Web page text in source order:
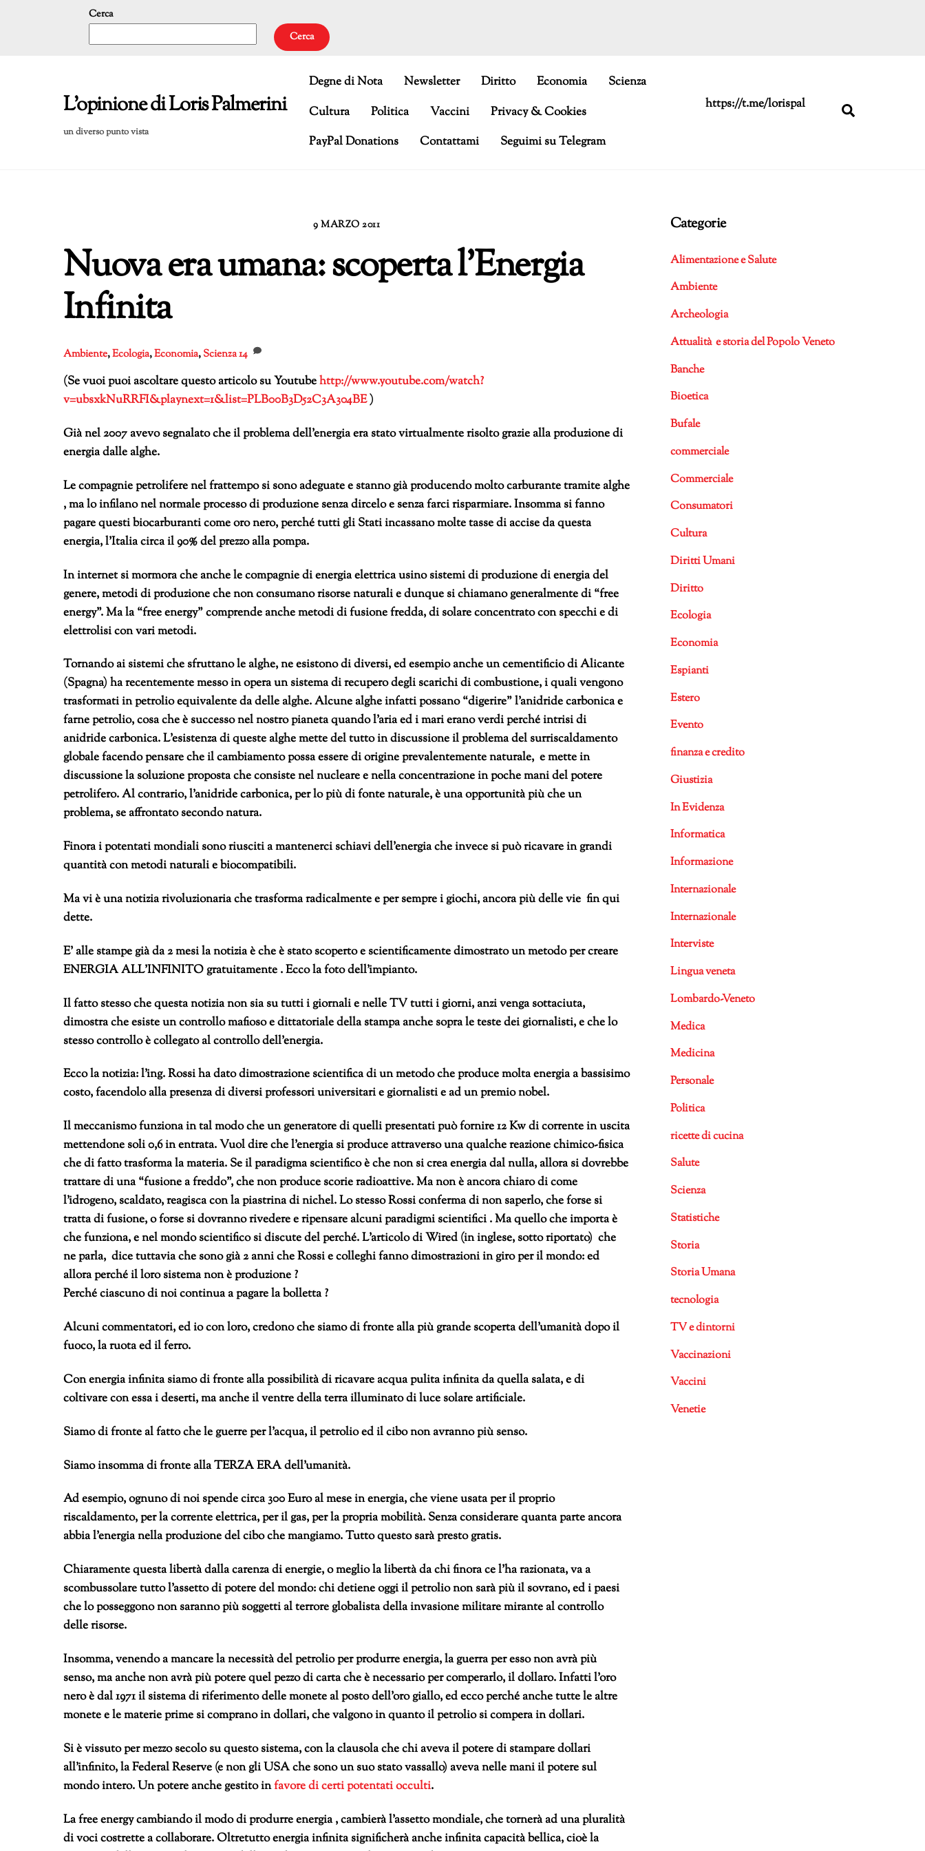
Cerca
Cerca
L'opinione di Loris Palmerini
un diverso punto vista
https://t.me/lorispal
Degne di Nota Newsletter Diritto Economia
Scienza
Cultura
Politica Vaccini
Privacy & Cookies
PayPal Donations
Contattami Seguimi su Telegram
9 MARZO 2011
Nuova era umana: scoperta l’Energia
Infinita
Ambiente,Ecologia,Economia,Scienza14
(Se vuoi puoi ascoltare questo articolo su Youtubehttp://www.youtube.com/watch?
v=ubsxkNuRRFI&playnext=1&list=PLB00B3D52C3A304BE)
Già nel 2007 avevo segnalato che il problema dell’energia era stato virtualmente risolto grazie alla produzione di
energia dalle alghe.
Le compagnie petrolifere nel frattempo si sono adeguate e stanno già producendo molto carburante tramite alghe
, ma lo infilano nel normale processo di produzione senza dircelo e senza farci risparmiare. Insomma si fanno
pagare questi biocarburanti come oro nero, perché tutti gli Stati incassano molte tasse di accise da questa
energia, l’Italia circa il 90% del prezzo alla pompa.
In internet si mormora che anche le compagnie di energia elettrica usino sistemi di produzione di energia del
genere, metodi di produzione che non consumano risorse naturali e dunque si chiamano generalmente di “free
energy”. Ma la “free energy” comprende anche metodi di fusione fredda, di solare concentrato con specchi e di
elettrolisi con vari metodi.
Tornando ai sistemi che sfruttano le alghe, ne esistono di diversi, ed esempio anche un cementificio di Alicante
(Spagna) ha recentemente messo in opera un sistema di recupero degli scarichi di combustione, i quali vengono
trasformati in petrolio equivalente da delle alghe. Alcune alghe infatti possano “digerire” l’anidride carbonica e
farne petrolio, cosa che è successo nel nostro pianeta quando l’aria ed i mari erano verdi perché intrisi di
anidride carbonica. L’esistenza di queste alghe mette del tutto in discussione il problema del surriscaldamento
globale facendo pensare che il cambiamento possa essere di origine prevalentemente naturale, e mette in
discussione la soluzione proposta che consiste nel nucleare e nella concentrazione in poche mani del potere
petrolifero. Al contrario, l’anidride carbonica, per lo più di fonte naturale, è una opportunità più che un
problema, se affrontato secondo natura.
Finora i potentati mondiali sono riusciti a mantenerci schiavi dell’energia che invece si può ricavare in grandi
quantità con metodi naturali e biocompatibili.
Ma vi è una notizia rivoluzionaria che trasforma radicalmente e per sempre i giochi, ancora più delle vie fin qui
dette.
E’ alle stampe già da 2 mesi la notizia è che è stato scoperto e scientificamente dimostrato un metodo per creare
ENERGIA ALL’INFINITO gratuitamente . Ecco la foto dell’impianto.
Il fatto stesso che questa notizia non sia su tutti i giornali e nelle TV tutti i giorni, anzi venga sottaciuta,
dimostra che esiste un controllo mafioso e dittatoriale della stampa anche sopra le teste dei giornalisti, e che lo
stesso controllo è collegato al controllo dell’energia.
Ecco la notizia: l’ing. Rossi ha dato dimostrazione scientifica di un metodo che produce molta energia a bassisimo
costo, facendolo alla presenza di diversi professori universitari e giornalisti e ad un premio nobel.
Il meccanismo funziona in tal modo che un generatore di quelli presentati può fornire 12 Kw di corrente in uscita
mettendone soli 0,6 in entrata. Vuol dire che l’energia si produce attraverso una qualche reazione chimico-fisica
che di fatto trasforma la materia. Se il paradigma scientifico è che non si crea energia dal nulla, allora si dovrebbe
trattare di una “fusione a freddo”, che non produce scorie radioattive. Ma non è ancora chiaro di come
l’idrogeno, scaldato, reagisca con la piastrina di nichel. Lo stesso Rossi conferma di non saperlo, che forse si
tratta di fusione, o forse si dovranno rivedere e ripensare alcuni paradigmi scientifici . Ma quello che importa è
che funziona, e nel mondo scientifico si discute del perché. L’articolo di Wired (in inglese, sotto riportato) che
ne parla, dice tuttavia che sono già 2 anni che Rossi e colleghi fanno dimostrazioni in giro per il mondo: ed
allora perché il loro sistema non è produzione ?
Perché ciascuno di noi continua a pagare la bolletta ?
Alcuni commentatori, ed io con loro, credono che siamo di fronte alla più grande scoperta dell’umanità dopo il
fuoco, la ruota ed il ferro.
Con energia infinita siamo di fronte alla possibilità di ricavare acqua pulita infinita da quella salata, e di
coltivare con essa i deserti, ma anche il ventre della terra illuminato di luce solare artificiale.
Siamo di fronte al fatto che le guerre per l’acqua, il petrolio ed il cibo non avranno più senso.
Siamo insomma di fronte alla TERZA ERA dell’umanità.
Ad esempio, ognuno di noi spende circa 300 Euro al mese in energia, che viene usata per il proprio
riscaldamento, per la corrente elettrica, per il gas, per la propria mobilità. Senza considerare quanta parte ancora
abbia l’energia nella produzione del cibo che mangiamo. Tutto questo sarà presto gratis.
Chiaramente questa libertà dalla carenza di energie, o meglio la libertà da chi finora ce l’ha razionata, va a
scombussolare tutto l’assetto di potere del mondo: chi detiene oggi il petrolio non sarà più il sovrano, ed i paesi
che lo posseggono non saranno più soggetti al terrore globalista della invasione militare mirante al controllo
delle risorse.
Insomma, venendo a mancare la necessità del petrolio per produrre energia, la guerra per esso non avrà più
senso, ma anche non avrà più potere quel pezzo di carta che è necessario per comperarlo, il dollaro. Infatti l’oro
nero è dal 1971 il sistema di riferimento delle monete al posto dell’oro giallo, ed ecco perché anche tutte le altre
monete e le materie prime si comprano in dollari, che valgono in quanto il petrolio si compera in dollari.
Si è vissuto per mezzo secolo su questo sistema, con la clausola che chi aveva il potere di stampare dollari
all’infinito, la Federal Reserve (e non gli USA che sono un suo stato vassallo) aveva nelle mani il potere sul
mondo intero. Un potere anche gestito infavore di certi potentati occulti.
La free energy cambiando il modo di produrre energia , cambierà l’assetto mondiale, che tornerà ad una pluralità
di voci costrette a collaborare. Oltretutto energia infinita significherà anche infinita capacità bellica, cioè la
Categorie
Alimentazione e Salute
Ambiente
Archeologia
Attualità e storia del Popolo Veneto
Banche
Bioetica
Bufale
commerciale
Commerciale
Consumatori
Cultura
Diritti Umani
Diritto
Ecologia
Economia
Espianti
Estero
Evento
finanza e credito
Giustizia
In Evidenza
Informatica
Informazione
Internazionale
Internazionale
Interviste
Lingua veneta
Lombardo-Veneto
Medica
Medicina
Personale
Politica
ricette di cucina
Salute
Scienza
Statistiche
Storia
Storia Umana
tecnologia
TV e dintorni
Vaccinazioni
Vaccini
Venetie